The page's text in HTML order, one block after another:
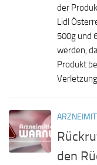
der
Lidl
500g und
werden,
Produkt
den